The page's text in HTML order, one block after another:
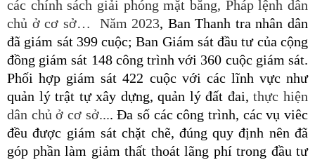
các chính sách giải phóng mặt bằng, Pháp lệnh dân
chủ ở cơ sở… Năm 2023, Ban Thanh tra nhân dân
đã giám sát 399 cuộc; Ban Giám sát đầu tư của cộng
đồng giám sát 148 công trình với 360 cuộc giám sát.
Phối hợp giám sát 422 cuộc với các lĩnh vực như
quản lý trật tự xây dựng, quản lý đất đai,thực hiện
dân chủ ở cơ sở.... Đa số các công trình, các vụ viêc
đều được giám sát chặt chẽ, đúng quy định nên đã
góp phần làm giảm thất thoát lãng phí trong đầu tư